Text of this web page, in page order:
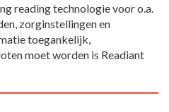
reading technologie voor o.a.
zorginstellingen en
toegankelijk,
moet worden is Readiant